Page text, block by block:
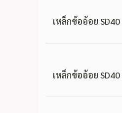
เหล็กข้ออ้อย
เหล็กข้ออ้อย